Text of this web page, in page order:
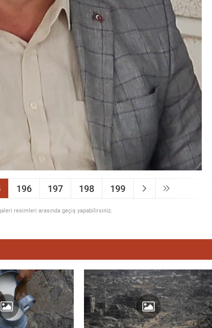
196 197 198 199
resimleri arasında geçiş yapabilirsiniz.